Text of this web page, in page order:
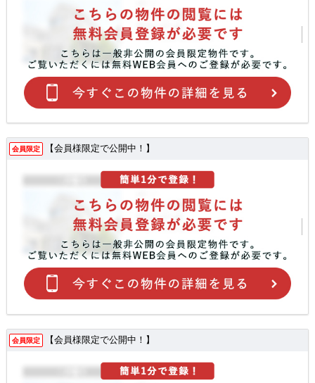
会員限定 【会員様限定で公開中！】
会員限定 【会員様限定で公開中！】